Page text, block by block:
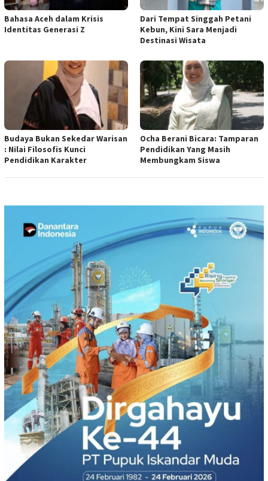
Bahasa Aceh dalam Krisis
Identitas Generasi Z
Dari Tempat Singgah Petani
Kebun, Kini Sara Menjadi
Destinasi Wisata
Budaya Bukan Sekedar Warisan
: Nilai Filosofis Kunci
Pendidikan Karakter
Ocha Berani Bicara: Tamparan
Pendidikan Yang Masih
Membungkam Siswa